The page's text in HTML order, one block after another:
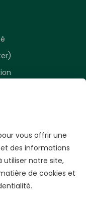
opportunités.
vous offrir une
des informations
utiliser notre site,
de cookies et